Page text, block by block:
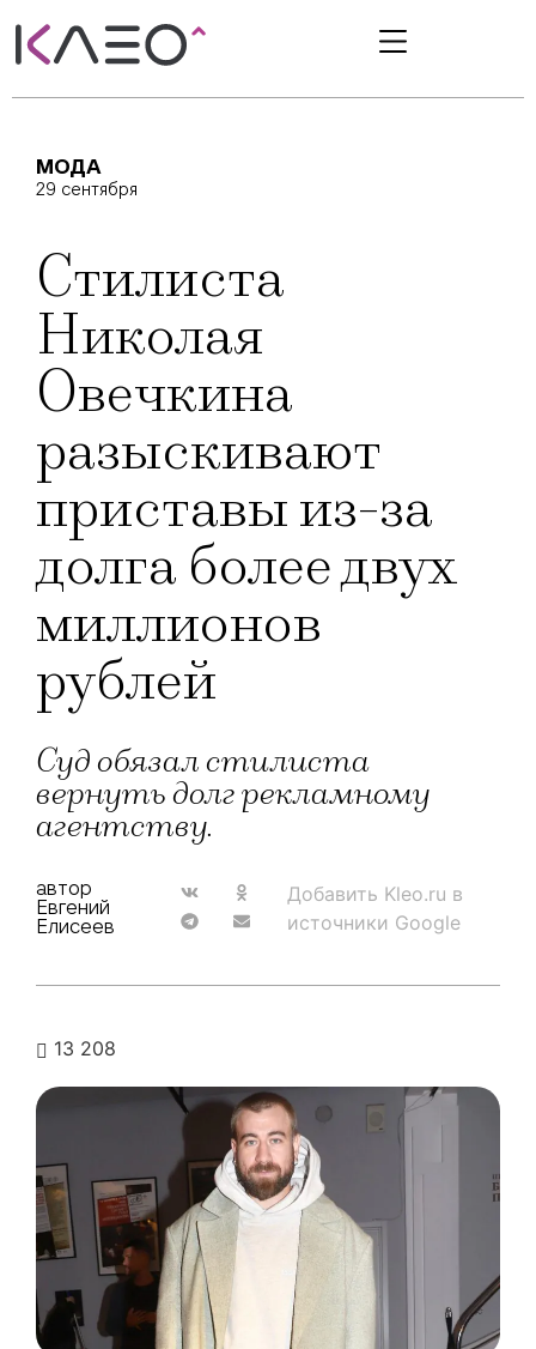
МОДА
29 сентября
Стилиста
Николая
Овечкина
разыскивают
приставы из-за
долга более двух
миллионов
рублей
Суд обязал стилиста
вернуть долг рекламному
агентству.
автор
Евгений
Елисеев
Добавить Kleo.ru в
источники Google
13 208